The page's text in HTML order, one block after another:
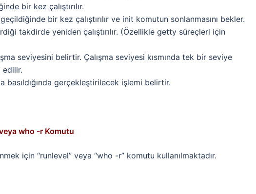
bir kez çalıştırılır.
bir kez çalıştırılır ve init komutun sonlanmasını bekler.
takdirde yeniden çalıştırılır. (Özellikle getty süreçleri için
seviyesini belirtir. Çalışma seviyesi kısmında tek bir seviye
edilir.
basıldığında gerçekleştirilecek işlemi belirtir.
who -r Komutu
için “runlevel” veya “who -r” komutu kullanılmaktadır.